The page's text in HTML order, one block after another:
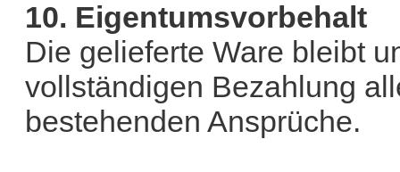
10. Eigentumsvorbehalt
Die gelieferte Ware bleibt
vollständigen Bezahlung
bestehenden Ansprüche.